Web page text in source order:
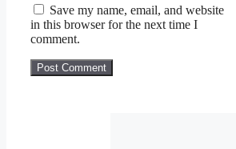
Save my name, email, and website
in this browser for the next time I
comment.